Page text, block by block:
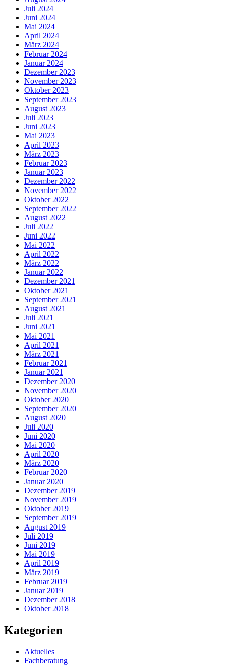
Juli 2024
Juni 2024
Mai 2024
April 2024
März 2024
Februar 2024
Januar 2024
Dezember 2023
November 2023
Oktober 2023
September 2023
August 2023
Juli 2023
Juni 2023
Mai 2023
April 2023
März 2023
Februar 2023
Januar 2023
Dezember 2022
November 2022
Oktober 2022
September 2022
August 2022
Juli 2022
Juni 2022
Mai 2022
April 2022
März 2022
Januar 2022
Dezember 2021
Oktober 2021
September 2021
August 2021
Juli 2021
Juni 2021
Mai 2021
April 2021
März 2021
Februar 2021
Januar 2021
Dezember 2020
November 2020
Oktober 2020
September 2020
August 2020
Juli 2020
Juni 2020
Mai 2020
April 2020
März 2020
Februar 2020
Januar 2020
Dezember 2019
November 2019
Oktober 2019
September 2019
August 2019
Juli 2019
Juni 2019
Mai 2019
April 2019
März 2019
Februar 2019
Januar 2019
Dezember 2018
Oktober 2018
Kategorien
Aktuelles
Fachberatung